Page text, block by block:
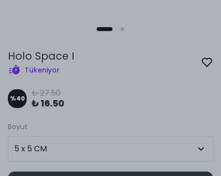
Holo Space I
Tükeniyor
%40 ₺ 27.50
₺ 16.50
Boyut